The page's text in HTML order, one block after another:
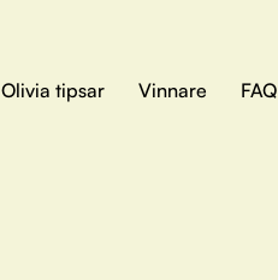
Olivia tipsar Vinnare FAQ